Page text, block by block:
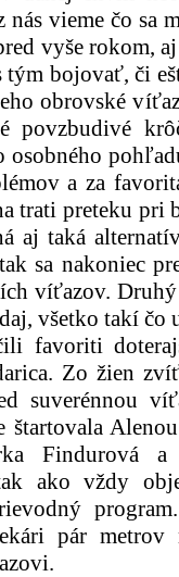
vieme čo sa
vyše rokom,
tým bojovať, či
obrovské
povzbudivé
a za
trati preteku pri
aj taká
sa nakoniec
víťazov.
všetko takí čo
favoriti
Zo žien
suverénnou
štartovala
Findurová
ako vždy
pár metrov